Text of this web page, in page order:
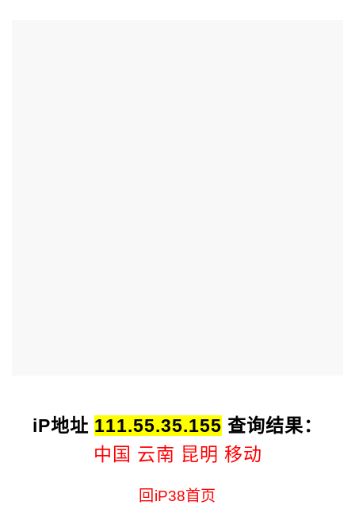
iP地址 111.55.35.155 查询结果：
中国 云南 昆明 移动
回iP38首页